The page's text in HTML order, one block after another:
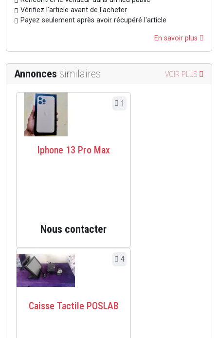
Vérifiez l'article avant de l'acheter
Payez seulement après avoir récupéré l'article
En savoir plus
Annonces similaires VOIR PLUS
1
Iphone 13 Pro Max
Nous contacter
4
Caisse Tactile POSLAB